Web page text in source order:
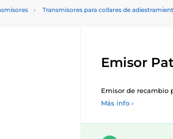
Transmisores para collares de
Emisor
Emisor de recambio
Más info ›